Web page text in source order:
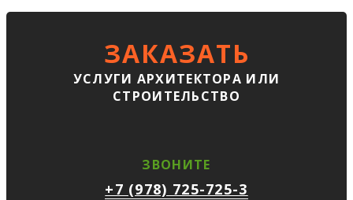
ЗАКАЗАТЬ
УСЛУГИ АРХИТЕКТОРА ИЛИ
СТРОИТЕЛЬСТВО
ЗВОНИТЕ
+7 (978) 725-725-3